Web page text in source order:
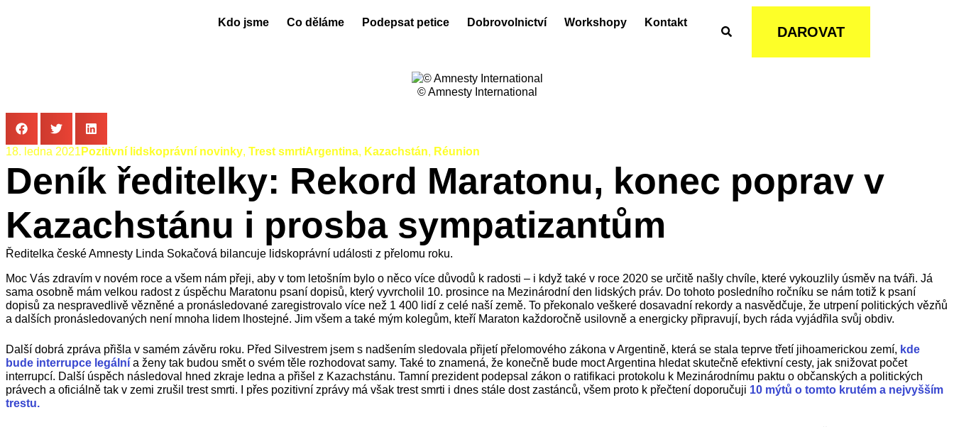
Kdo jsme Co děláme Podepsat petice Dobrovolnictví Workshopy Kontakt
DAROVAT
© Amnesty International
18. ledna 2021 Pozitivní lidskoprávní novinky, Trest smrtiArgentina, Kazachstán, Réunion
Deník ředitelky: Rekord Maratonu, konec poprav v
Kazachstánu i prosba sympatizantům
Ředitelka české Amnesty Linda Sokačová bilancuje lidskoprávní události z přelomu roku.
Moc Vás zdravím v novém roce a všem nám přeji, aby v tom letošním bylo o něco více důvodů k radosti – i když také v roce 2020 se určitě našly chvíle, které vykouzlily úsměv na tváři. Já
sama osobně mám velkou radost z úspěchu Maratonu psaní dopisů, který vyvrcholil 10. prosince na Mezinárodní den lidských práv. Do tohoto posledního ročníku se nám totiž k psaní
dopisů za nespravedlivě vězněné a pronásledované zaregistrovalo více než 1 400 lidí z celé naší země. To překonalo veškeré dosavadní rekordy a nasvědčuje, že utrpení politických vězňů
a dalších pronásledovaných není mnoha lidem lhostejné. Jim všem a také mým kolegům, kteří Maraton každoročně usilovně a energicky připravují, bych ráda vyjádřila svůj obdiv.
Další dobrá zpráva přišla v samém závěru roku. Před Silvestrem jsem s nadšením sledovala přijetí přelomového zákona v Argentině, která se stala teprve třetí jihoamerickou zemí, kde
bude interrupce legální a ženy tak budou smět o svém těle rozhodovat samy. Také to znamená, že konečně bude moct Argentina hledat skutečně efektivní cesty, jak snižovat počet
interrupcí. Další úspěch následoval hned zkraje ledna a přišel z Kazachstánu. Tamní prezident podepsal zákon o ratifikaci protokolu k Mezinárodnímu paktu o občanských a politických
právech a oficiálně tak v zemi zrušil trest smrti. I přes pozitivní zprávy má však trest smrti i dnes stále dost zastánců, všem proto k přečtení doporučuji 10 mýtů o tomto krutém a nejvyšším
trestu.